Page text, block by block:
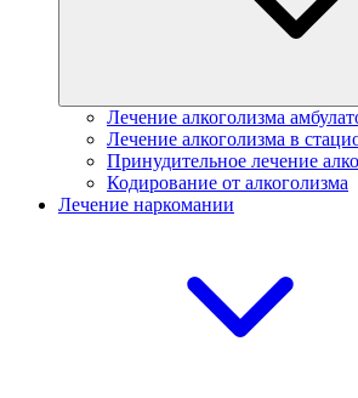
Лечение алкоголизма
Лечение алкоголизма в
Принудительное лечение
Кодирование от алкоголизма
Лечение наркомании